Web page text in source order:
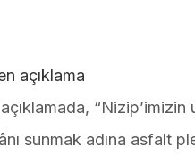
açıklama
“Nizip’imizin
sunmak adına asfalt